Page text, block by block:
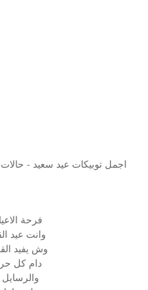
اجمل توبيكات عيد سعيد -
فرحة
وانت عيد
وش يفيد
دام كل